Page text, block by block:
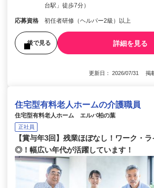
台駅」徒歩7分）
応募資格 初任者研修（ヘルパー2級）以上
後で見る 詳細を見る
更新日： 2026/07/31 掲
住宅型有料老人ホームの介護職員
住宅型有料老人ホーム エルバ柏の葉
正社員
【賞与年3回】残業ほぼなし！ワーク・
◎！幅広い年代が活躍しています！